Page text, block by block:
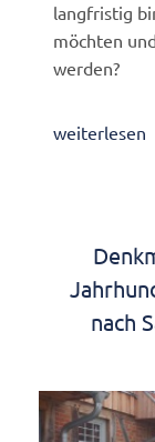
langfristig
möchten
werden?
weiterlesen
nach